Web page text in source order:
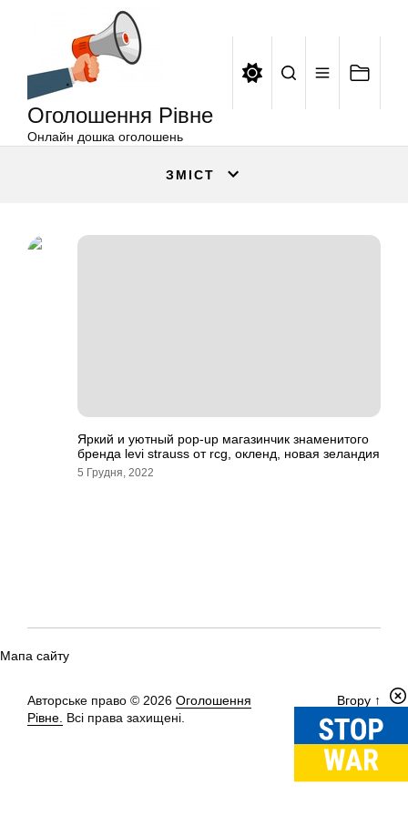
Оголошення Рівне
Онлайн дошка оголошень
ЗМІСТ
Яркий и уютный pop-up магазинчик знаменитого
бренда levi strauss от rcg, окленд, новая зеландия
5 Грудня, 2022
Мапа сайту
Авторське право © 2026 Оголошення
Рівне. Всі права захищені.
Вгору ↑